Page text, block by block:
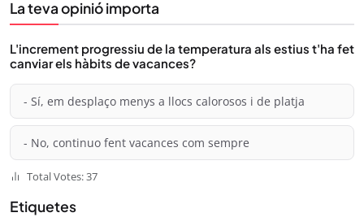
La teva opinió importa
L'increment progressiu de la temperatura als estius t'ha fet
canviar els hàbits de vacances?
- Sí, em desplaço menys a llocs calorosos i de platja
- No, continuo fent vacances com sempre
Total Votes: 37
Etiquetes